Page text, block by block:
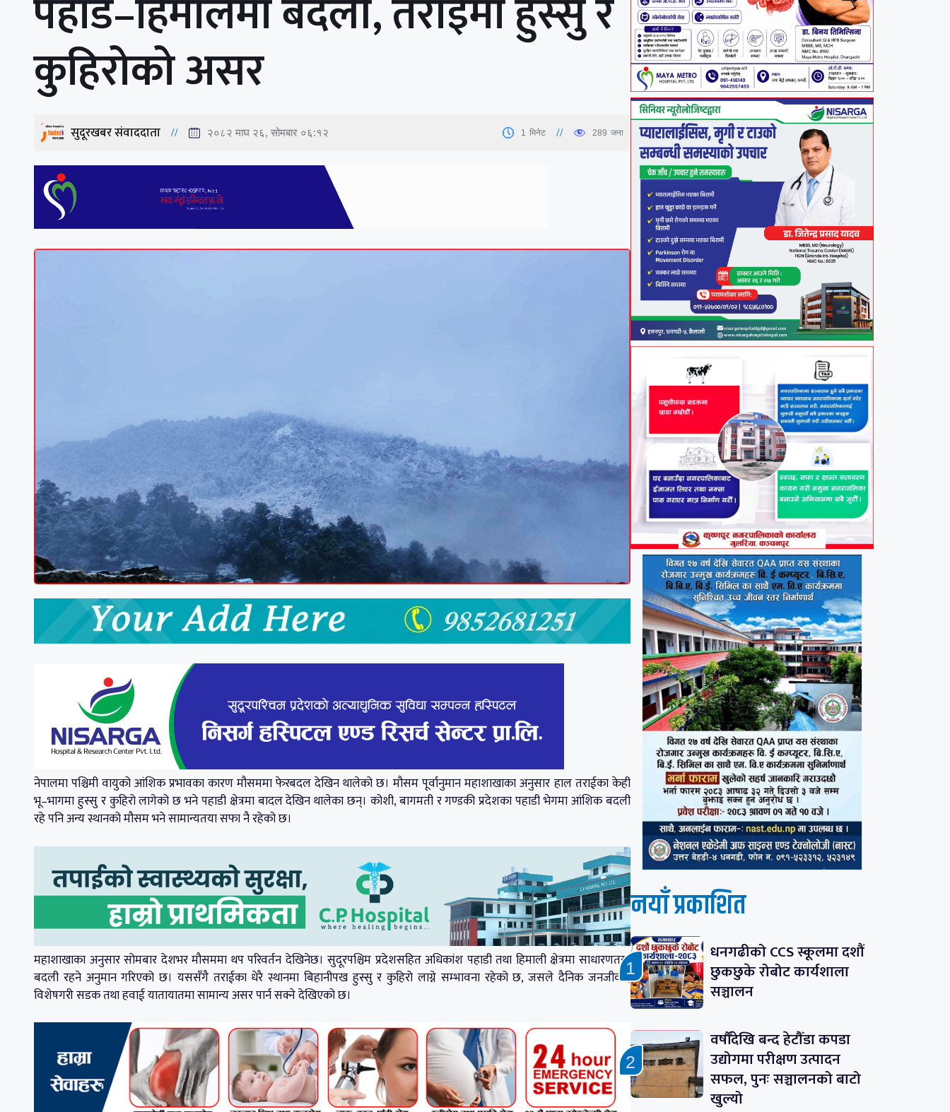
पहाड–हिमालमा बदली, तराईमा हुस्सु र
कुहिरोको असर
सुदूरखबर संवाददाता २०८२ माघ २६, सोमबार ०६:१२ 1 मिनेट 289 जना
नेपालमा पश्चिमी वायुको आंशिक प्रभावका कारण मौसममा फेरबदल देखिन थालेको छ। मौसम पूर्वानुमान महाशाखाका अनुसार हाल तराईका केही
भू–भागमा हुस्सु र कुहिरो लागेको छ भने पहाडी क्षेत्रमा बादल देखिन थालेका छन्। कोशी, बागमती र गण्डकी प्रदेशका पहाडी भेगमा आंशिक बदली
रहे पनि अन्य स्थानको मौसम भने सामान्यतया सफा नै रहेको छ।
महाशाखाका अनुसार सोमबार देशभर मौसममा थप परिवर्तन देखिनेछ। सुदूरपश्चिम प्रदेशसहित अधिकांश पहाडी तथा हिमाली क्षेत्रमा साधारणतया
बदली रहने अनुमान गरिएको छ। यससँगै तराईका धेरै स्थानमा बिहानीपख हुस्सु र कुहिरो लाग्ने सम्भावना रहेको छ, जसले दैनिक जनजीवन,
विशेषगरी सडक तथा हवाई यातायातमा सामान्य असर पार्न सक्ने देखिएको छ।
नयाँ प्रकाशित
धनगढीको CCS स्कूलमा दशौं
छुकछुके रोबोट कार्यशाला
सञ्चालन
वर्षौँदेखि बन्द हेटौँडा कपडा
उद्योगमा परीक्षण उत्पादन
सफल, पुनः सञ्चालनको बाटो
खुल्यो